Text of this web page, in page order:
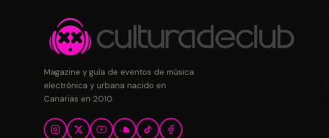
Magazine y guía de eventos de música
electrónica y urbana nacido en
Canarias en 2010.